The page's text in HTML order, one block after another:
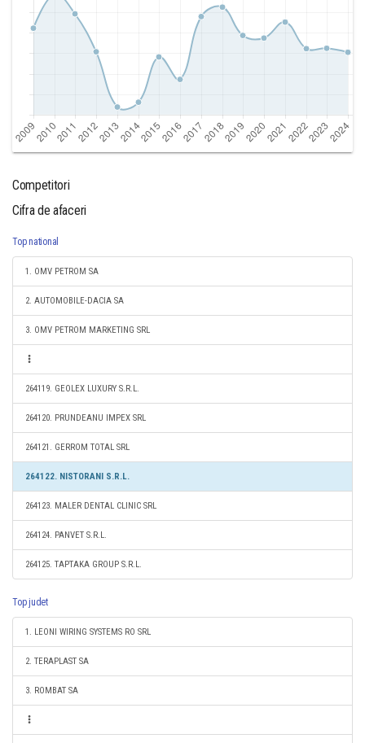
Competitori
Cifra de afaceri
Top national
1. OMV PETROM SA
2. AUTOMOBILE-DACIA SA
3. OMV PETROM MARKETING SRL
264119. GEOLEX LUXURY S.R.L.
264120. PRUNDEANU IMPEX SRL
264121. GERROM TOTAL SRL
264122. NISTORANI S.R.L.
264123. MALER DENTAL CLINIC SRL
264124. PANVET S.R.L.
264125. TAPTAKA GROUP S.R.L.
Top judet
1. LEONI WIRING SYSTEMS RO SRL
2. TERAPLAST SA
3. ROMBAT SA